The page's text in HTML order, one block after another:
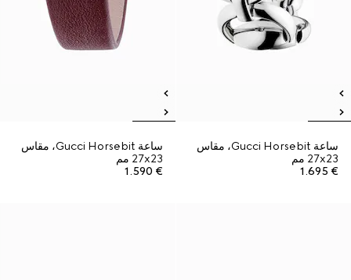
ساعة Gucci Horsebit، مقاس
27x23 مم
€ 1.695
ساعة Gucci Horsebit، مقاس
27x23 مم
€ 1.590